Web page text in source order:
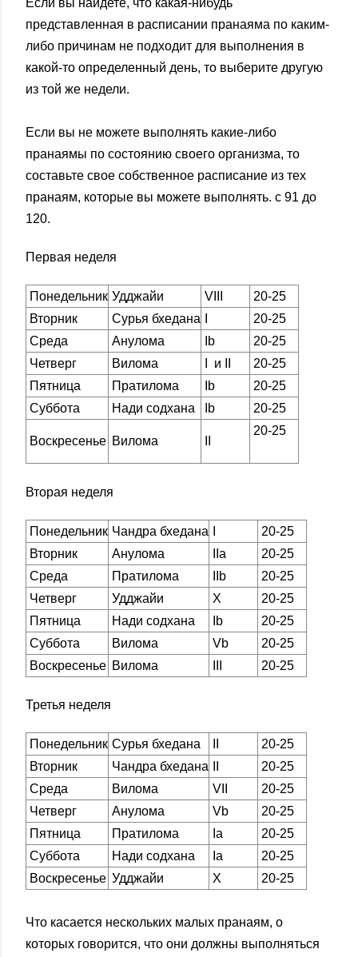
представленная в расписании пранаяма по каким-
либо причинам не подходит для выполнения в
какой-то определенный день, то выберите другую
из той же недели.
Если вы не можете выполнять какие-либо
пранаямы по состоянию своего организма, то
составьте свое собственное расписание из тех
пранаям, которые вы можете выполнять. с 91 до
120.
Первая неделя
Понедельник Удджайи VIII
20-25
Вторник
Сурья бхедана
20-25
Среда
Анулома Ib
20-25
Четверг
Вилома I и II
20-25
Пятница
Пратилома Ib
20-25
Суббота
Нади содхана Ib 20-25
Воскресенье Вилома
20-25
Вторая неделя
Понедельник Чандра бхедана
20-25
Вторник
Анулома IIа
20-25
Среда
Пратилома IIb
20-25
Четверг
Удджайи X
20-25
Пятница
Нади содхана Ib
20-25
Суббота
Вилома Vb
20-25
Воскресенье Вилома 20-25
Третья неделя
Понедельник Сурья бхедана
20-25
Вторник
Чандра бхедана
20-25
Среда
Вилома VII
20-25
Четверг
Анулома Vb
20-25
Пятница
Пратилома Ia
20-25
Суббота
Нади содхана Ia
20-25
Воскресенье Удджайи X 20-25
Что касается нескольких малых пранаям, о
которых говорится, что они должны выполняться